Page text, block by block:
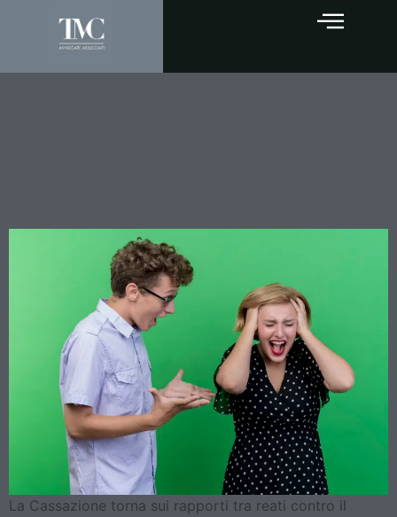
La Cassazione torna sui rapporti tra reati contro il